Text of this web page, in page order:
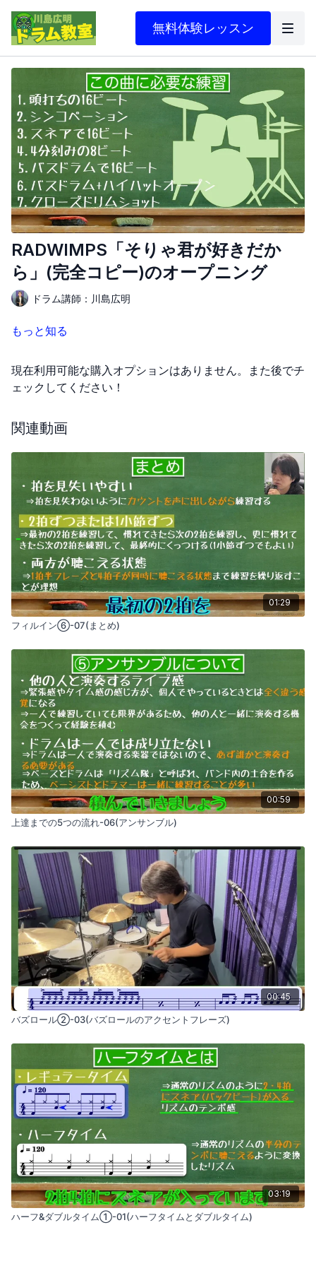
無料体験レッスン
RADWIMPS「そりゃ君が好きだか
ら」(完全コピー)のオープニング
ドラム講師：川島広明
もっと知る
現在利用可能な購入オプションはありません。また後でチ
ェックしてください！
関連動画
01:29
フィルイン⑥-07(まとめ)
00:59
上達までの5つの流れ-06(アンサンブル)
00:45
バズロール②-03(バズロールのアクセントフレーズ)
03:19
ハーフ&ダブルタイム①-01(ハーフタイムとダブルタイム)